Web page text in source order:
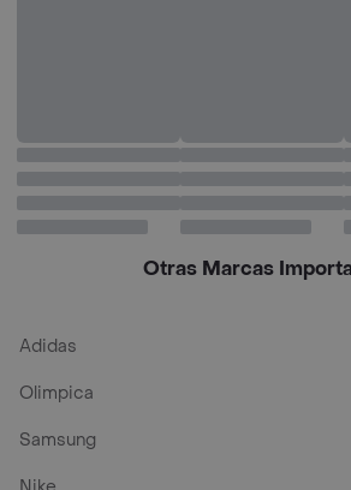
Otras Marcas
Adidas
Olimpica
Samsung